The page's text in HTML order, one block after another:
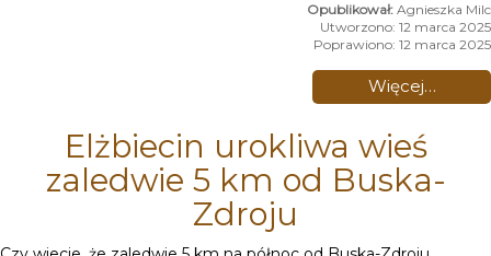
Agnieszka Milc
Utworzono: 12 marca 2025
Poprawiono: 12 marca 2025
Więcej…
Elżbiecin urokliwa wieś
zaledwie 5 km od Buska-
Zdroju